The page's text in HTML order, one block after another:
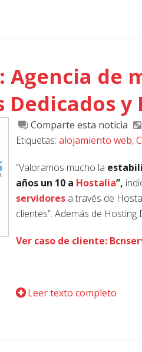
Agencia
Dedicados y
Comparte esta noticia
Etiquetas: alojamiento web,
“Valoramos mucho la
años un 10 a Hostalia”,
servidores a través de
clientes”. Además de
Ver caso de cliente:
Leer texto completo